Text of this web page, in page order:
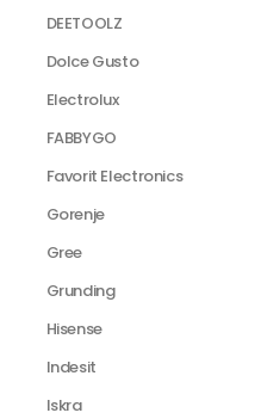
DEETOOLZ
Dolce Gusto
Electrolux
FABBYGO
Favorit Electronics
Gorenje
Gree
Grunding
Hisense
Indesit
Iskra